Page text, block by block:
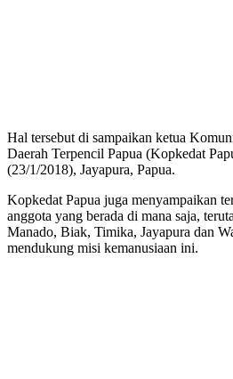
Hal tersebut di sampaikan ketua
Daerah Terpencil Papua (Kopkedat
(23/1/2018), Jayapura, Papua.
Kopkedat Papua juga menyampaikan
anggota yang berada di mana saja,
Manado, Biak, Timika, Jayapura dan
mendukung misi kemanusiaan ini.